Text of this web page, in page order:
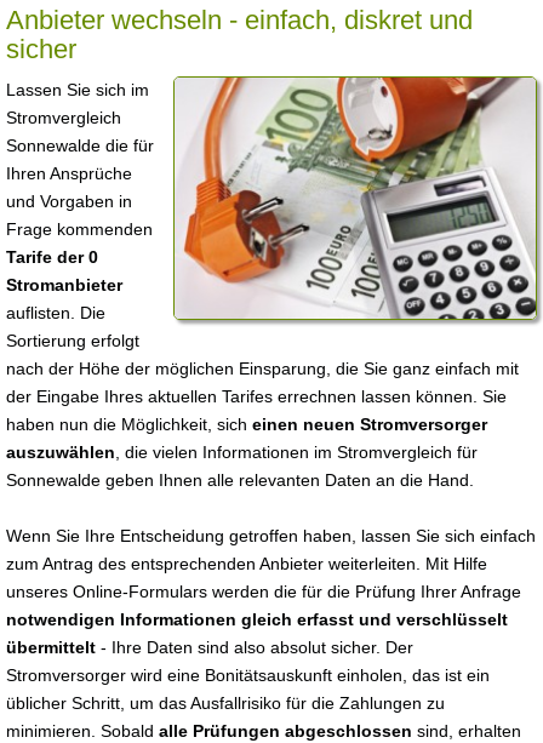
Anbieter wechseln - einfach, diskret und
sicher
Lassen Sie sich im
Stromvergleich
Sonnewalde die für
Ihren Ansprüche
und Vorgaben in
Frage kommenden
Tarife der 0
Stromanbieter
auflisten. Die
Sortierung erfolgt
nach der Höhe der möglichen Einsparung, die Sie ganz einfach mit
der Eingabe Ihres aktuellen Tarifes errechnen lassen können. Sie
haben nun die Möglichkeit, sich einen neuen Stromversorger
auszuwählen , die vielen Informationen im Stromvergleich für
Sonnewalde geben Ihnen alle relevanten Daten an die Hand.
Wenn Sie Ihre Entscheidung getroffen haben, lassen Sie sich einfach
zum Antrag des entsprechenden Anbieter weiterleiten. Mit Hilfe
unseres Online-Formulars werden die für die Prüfung Ihrer Anfrage
notwendigen Informationen gleich erfasst und verschlüsselt
übermittelt - Ihre Daten sind also absolut sicher. Der
Stromversorger wird eine Bonitätsauskunft einholen, das ist ein
üblicher Schritt, um das Ausfallrisiko für die Zahlungen zu
minimieren. Sobald alle Prüfungen abgeschlossen sind, erhalten